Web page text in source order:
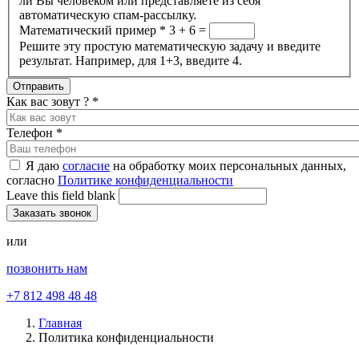
автоматическую спам-рассылку.
Математический пример * 3 + 6 =
Решите эту простую математическую задачу и введите
результат. Например, для 1+3, введите 4.
Как вас зовут ? *
Телефон *
Я даю согласие на обработку моих персональных данных,
согласно Политике конфиденциальности
Leave this field blank
или
позвонить нам
+7 812 498 48 48
Главная
Политика конфиденциальности